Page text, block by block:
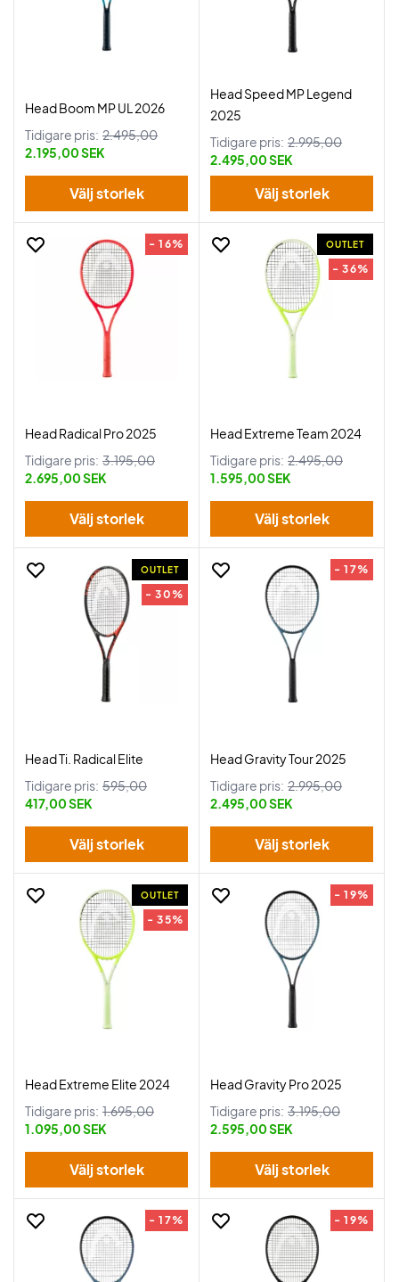
Head Boom MP UL 2026
Tidigare pris: 2.495,00
2.195,00 SEK
Välj storlek
Head Speed MP Legend
2025
Tidigare pris: 2.995,00
2.495,00 SEK
Välj storlek
- 16%
Head Radical Pro 2025
Tidigare pris: 3.195,00
2.695,00 SEK
Välj storlek
OUTLET
- 36%
Head Extreme Team 2024
Tidigare pris: 2.495,00
1.595,00 SEK
Välj storlek
OUTLET
- 30%
Head Ti. Radical Elite
Tidigare pris: 595,00
417,00 SEK
Välj storlek
- 17%
Head Gravity Tour 2025
Tidigare pris: 2.995,00
2.495,00 SEK
Välj storlek
OUTLET
- 35%
Head Extreme Elite 2024
Tidigare pris: 1.695,00
1.095,00 SEK
Välj storlek
- 19%
Head Gravity Pro 2025
Tidigare pris: 3.195,00
2.595,00 SEK
Välj storlek
- 17% - 19%